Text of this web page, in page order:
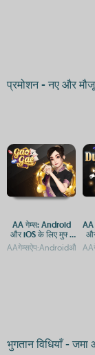
प्रमोशन - नए और
AA गेम्स: Android
और iOS के लिए मुफ्त
गेमिंग ऐप्स
भुगतान विधियाँ -